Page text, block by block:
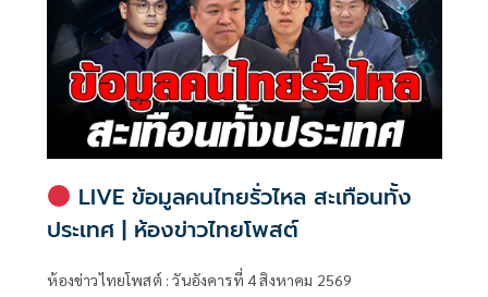
LIVE ข้อมูลคนไทยรั่วไหล สะเทือนทั้ง
ประเทศ | ห้องข่าวไทยโพสต์
ห้องข่าวไทยโพสต์ : วันอังคารที่ 4 สิงหาคม 2569